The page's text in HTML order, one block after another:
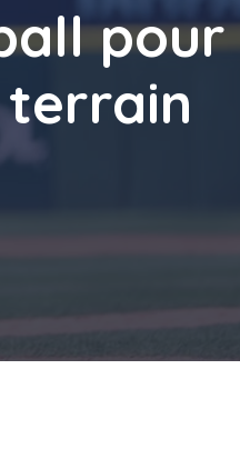
pour